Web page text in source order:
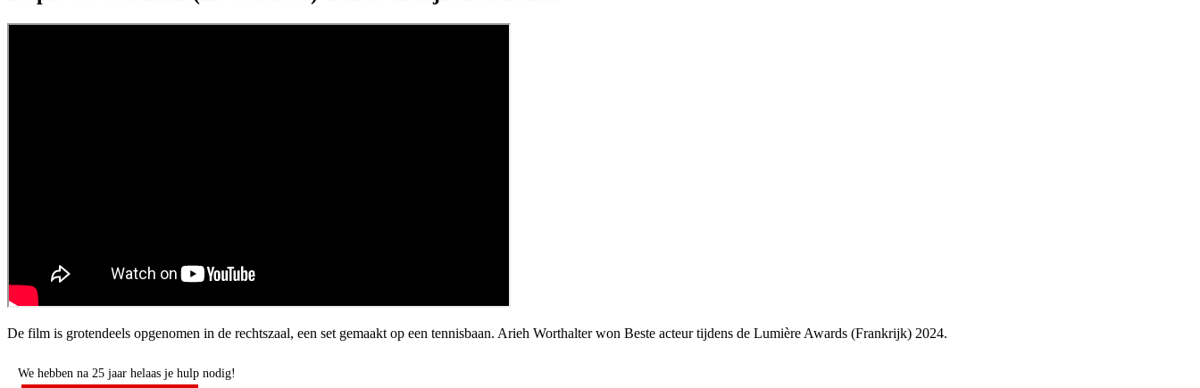
De film is grotendeels opgenomen in de rechtszaal, een set gemaakt op een tennisbaan. Arieh Worthalter won Beste acteur tijdens de Lumière Awards (Frankrijk) 2024.
We hebben na 25 jaar helaas je hulp nodig!